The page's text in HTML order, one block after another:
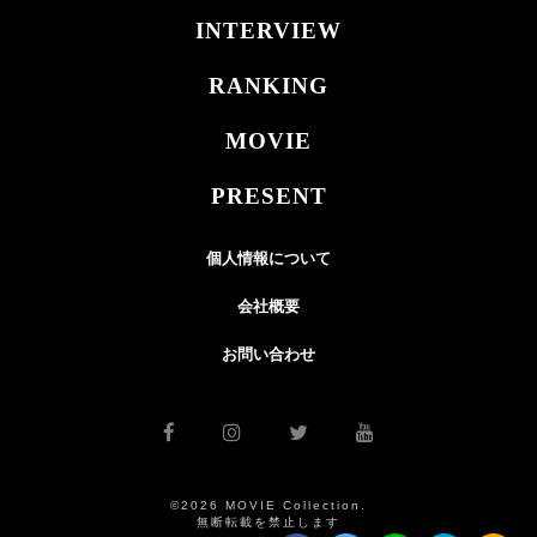
INTERVIEW
RANKING
MOVIE
PRESENT
個人情報について
会社概要
お問い合わせ
©2026 MOVIE Collection.
無断転載を禁止します